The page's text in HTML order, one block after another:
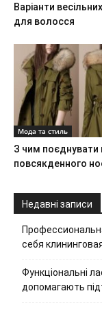
Варіанти
для волосся
Мода та стиль
З чим поєднувати
повсякденного
Недавні записи
себя
Функціональні
допомагають